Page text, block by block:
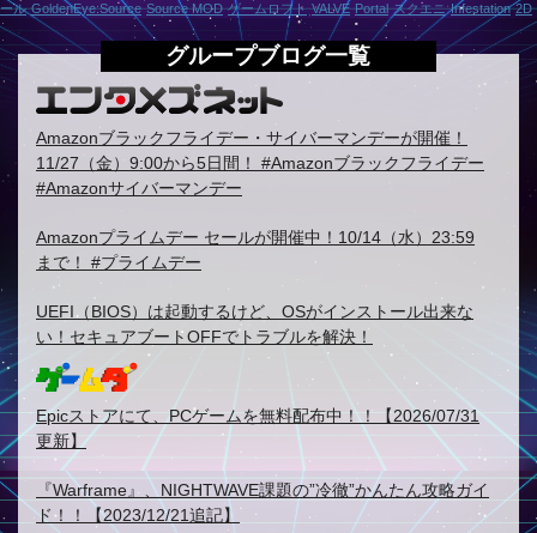
ール GoldenEye:Source Source MOD ゲームロフト VALVE Portal スクエニ Infestation 2D
グループブログ一覧
Amazonブラックフライデー・サイバーマンデーが開催！
11/27（金）9:00から5日間！ #Amazonブラックフライデー
#Amazonサイバーマンデー
Amazonプライムデー セールが開催中！10/14（水）23:59
まで！ #プライムデー
UEFI（BIOS）は起動するけど、OSがインストール出来な
い！セキュアブートOFFでトラブルを解決！
Epicストアにて、PCゲームを無料配布中！！【2026/07/31
更新】
『Warframe』、NIGHTWAVE課題の”冷徹”かんたん攻略ガイ
ド！！【2023/12/21追記】